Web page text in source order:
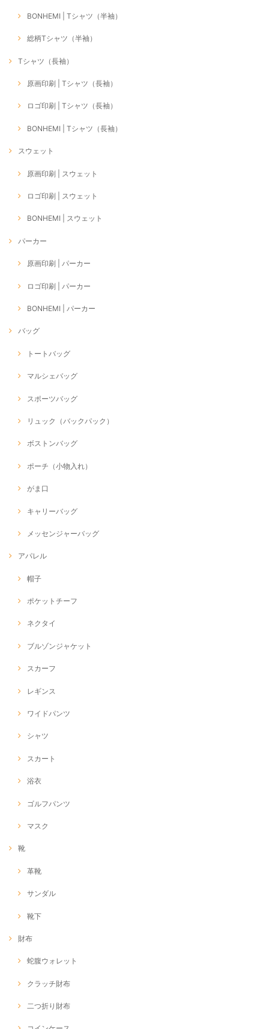
BONHEMI | Tシャツ（半袖）
総柄Tシャツ（半袖）
Tシャツ（長袖）
原画印刷 | Tシャツ（長袖）
ロゴ印刷 | Tシャツ（長袖）
BONHEMI | Tシャツ（長袖）
スウェット
原画印刷 | スウェット
ロゴ印刷 | スウェット
BONHEMI | スウェット
パーカー
原画印刷 | パーカー
ロゴ印刷 | パーカー
BONHEMI | パーカー
バッグ
トートバッグ
マルシェバッグ
スポーツバッグ
リュック（バックパック）
ボストンバッグ
ポーチ（小物入れ）
がま口
キャリーバッグ
メッセンジャーバッグ
アパレル
帽子
ポケットチーフ
ネクタイ
ブルゾンジャケット
スカーフ
レギンス
ワイドパンツ
シャツ
スカート
浴衣
ゴルフパンツ
マスク
靴
革靴
サンダル
靴下
財布
蛇腹ウォレット
クラッチ財布
二つ折り財布